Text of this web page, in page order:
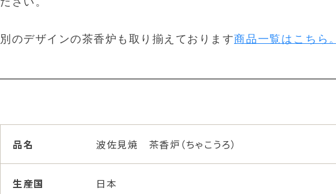
別のデザインの茶香炉も取り揃えております商品一覧はこちら。
品名 波佐見焼 茶香炉（ちゃこうろ）
生産国 日本